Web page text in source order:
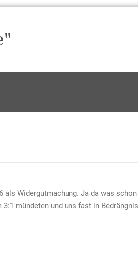
als Widergutmachung. Ja da was schon
mündeten und uns fast in Bedrängnis